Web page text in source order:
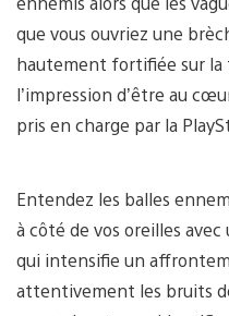
que vous ouvriez une
hautement fortifiée sur la
l’impression d’être au
pris en charge par la
Entendez les balles
à côté de vos oreilles
qui intensifie un
attentivement les bruits